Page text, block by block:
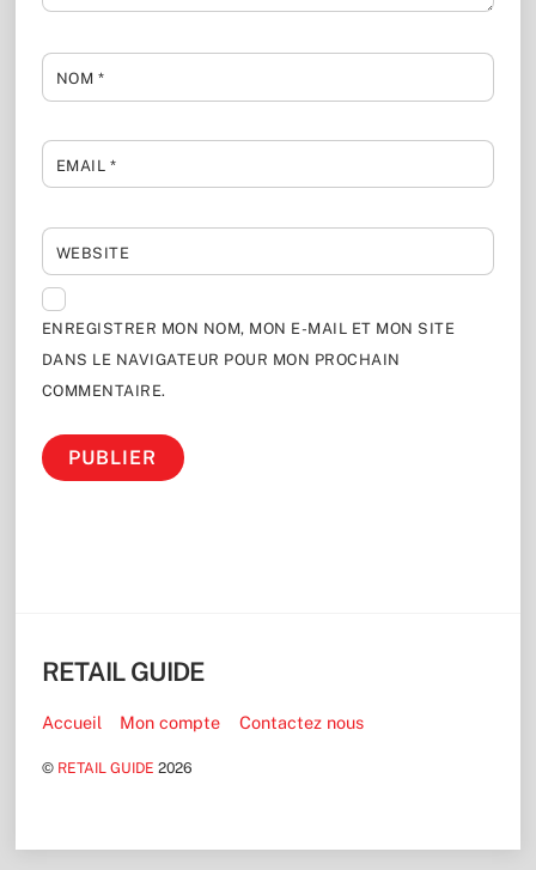
NOM *
EMAIL *
WEBSITE
ENREGISTRER MON NOM, MON E-MAIL ET MON SITE
DANS LE NAVIGATEUR POUR MON PROCHAIN
COMMENTAIRE.
Top
RETAIL GUIDE
Accueil Mon compte Contactez nous
© RETAIL GUIDE 2026